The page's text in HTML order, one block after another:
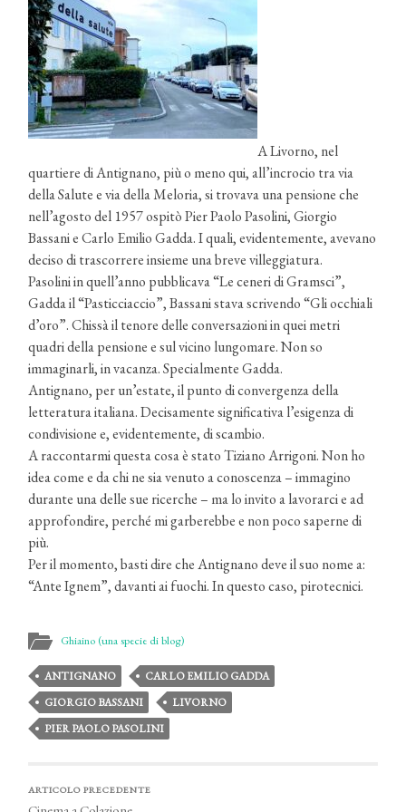
A Livorno, nel
quartiere di Antignano, più o meno qui, all’incrocio tra via
della Salute e via della Meloria, si trovava una pensione che
nell’agosto del 1957 ospitò Pier Paolo Pasolini, Giorgio
Bassani e Carlo Emilio Gadda. I quali, evidentemente, avevano
deciso di trascorrere insieme una breve villeggiatura.
Pasolini in quell’anno pubblicava “Le ceneri di Gramsci”,
Gadda il “Pasticciaccio”, Bassani stava scrivendo “Gli occhiali
d’oro”. Chissà il tenore delle conversazioni in quei metri
quadri della pensione e sul vicino lungomare. Non so
immaginarli, in vacanza. Specialmente Gadda.
Antignano, per un’estate, il punto di convergenza della
letteratura italiana. Decisamente significativa l’esigenza di
condivisione e, evidentemente, di scambio.
A raccontarmi questa cosa è stato Tiziano Arrigoni. Non ho
idea come e da chi ne sia venuto a conoscenza – immagino
durante una delle sue ricerche – ma lo invito a lavorarci e ad
approfondire, perché mi garberebbe e non poco saperne di
più.
Per il momento, basti dire che Antignano deve il suo nome a:
“Ante Ignem”, davanti ai fuochi. In questo caso, pirotecnici.
Ghiaino (una specie di blog)
ANTIGNANO
CARLO EMILIO GADDA
GIORGIO BASSANI
LIVORNO
PIER PAOLO PASOLINI
ARTICOLO PRECEDENTE